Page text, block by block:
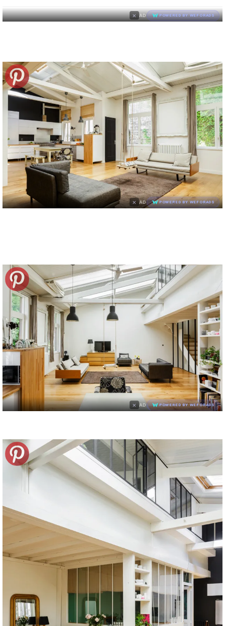
× AD POWERED BY WEFORADS
× AD POWERED BY WEFORADS
× AD POWERED BY WEFORADS